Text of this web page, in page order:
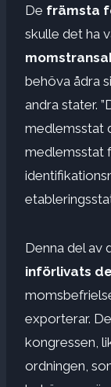
De främsta
skulle det ha
behöva ådra
andra stater.
medlemsstat
medlemsstat
Denna del av
införlivats
exporterar.
kongressen,
ordningen,